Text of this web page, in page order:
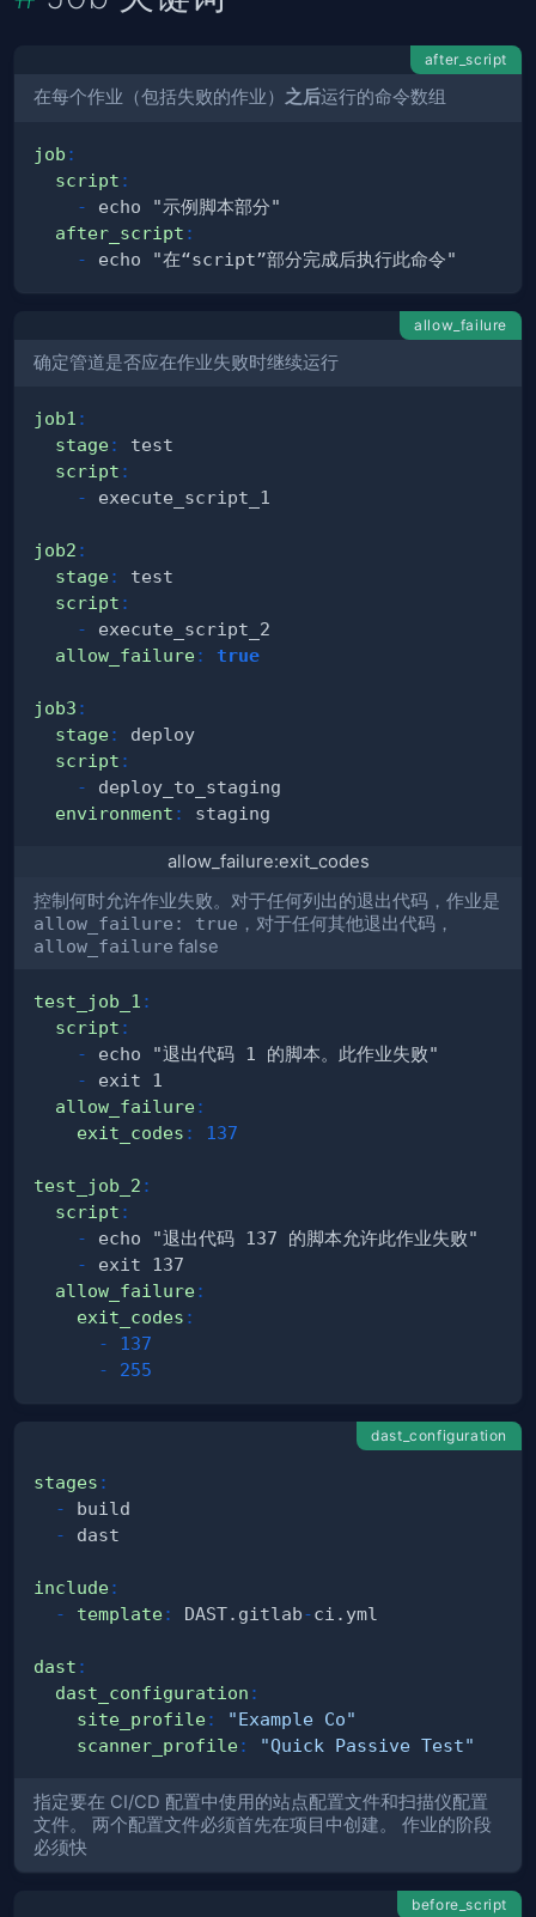
after_script
在每个作业（包括失败的作业） 之后运行的命令数组
job :
script :
-
after_script :
-
allow_failure
确定管道是否应在作业失败时继续运行
job1 :
stage:
script :
-
job2 :
stage:
script :
-
allow_failure: true
job3 :
stage:
script :
-
environment :
allow_failure:exit_codes
控制何时允许作业失败。对于任何列出的退出代码，作业是
allow_failure: true ，对于任何其他退出代码，
allow_failure false
test_job_1 :
script :
-
-
allow_failure:
exit_codes : 137
test_job_2 :
script :
-
-
allow_failure:
exit_codes :
-
137
-
255
dast_configuration
stages :
-
-
include:
-
template: DAST.gitlab-
dast :
dast_configuration :
site_profile:
"Example Co"
scanner_profile: "Quick Passive Test"
指定要在 CI/CD 配置中使用的站点配置文件和扫描仪配置
文件。 两个配置文件必须首先在项目中创建。 作业的阶段
必须快
before_script